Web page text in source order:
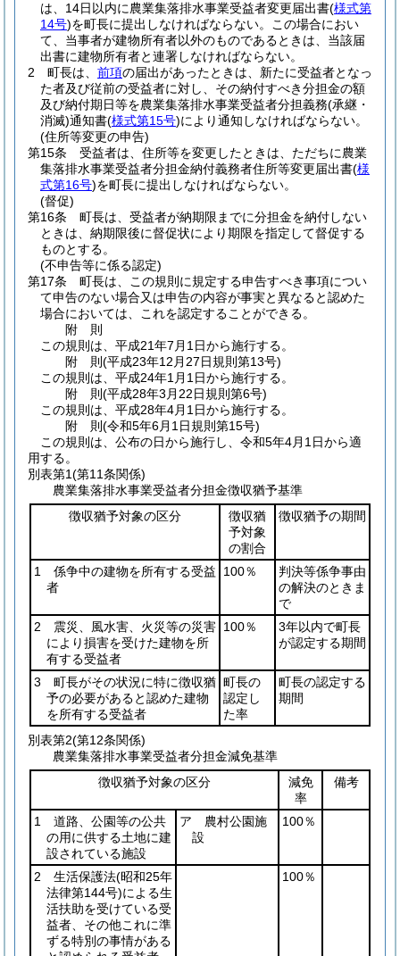
は、14日以内に農業集落排水事業受益者変更届出書(様式第
14号)を町長に提出しなければならない。
この場合におい
て、当事者が建物所有者以外のものであるときは、当該届
出書に建物所有者と連署しなければならない。
2
町長は、 前項の届出があったときは、新たに受益者となっ
た者及び従前の受益者に対し、その納付すべき分担金の額
及び納付期日等を農業集落排水事業受益者分担義務(承継・
消滅)通知書(様式第15号)により通知しなければならない。
(住所等変更の申告)
第15条
受益者は、住所等を変更したときは、ただちに農業
集落排水事業受益者分担金納付義務者住所等変更届出書(様
式第16号)を町長に提出しなければならない。
(督促)
第16条
町長は、受益者が納期限までに分担金を納付しない
ときは、納期限後に督促状により期限を指定して督促する
ものとする。
(不申告等に係る認定)
第17条
町長は、この規則に規定する申告すべき事項につい
て申告のない場合又は申告の内容が事実と異なると認めた
場合においては、これを認定することができる。
附 則
この規則は、平成21年7月1日から施行する。
附 則(平成23年12月27日規則第13号)
この規則は、平成24年1月1日から施行する。
附 則(平成28年3月22日規則第6号)
この規則は、平成28年4月1日から施行する。
附 則(令和5年6月1日規則第15号)
この規則は、公布の日から施行し、令和5年4月1日から適
用する。
別表第1(第11条関係)
農業集落排水事業受益者分担金徴収猶予基準
徴収猶予対象の区分
徴収猶
予対象
の割合
徴収猶予の期間
1 係争中の建物を所有する受益
者
100％
判決等係争事由
の解決のときま
で
2 震災、風水害、火災等の災害
により損害を受けた建物を所
有する受益者
100％
3年以内で町長
が認定する期間
3 町長がその状況に特に徴収猶
予の必要があると認めた建物
を所有する受益者
町長の
認定し
た率
町長の認定する
期間
別表第2(第12条関係)
農業集落排水事業受益者分担金減免基準
徴収猶予対象の区分
減免
率
備考
1 道路、公園等の公共
の用に供する土地に建
設されている施設
ア 農村公園施
設
100％
2 生活保護法(昭和25年
法律第144号)による生
活扶助を受けている受
益者、その他これに準
ずる特別の事情がある
100％